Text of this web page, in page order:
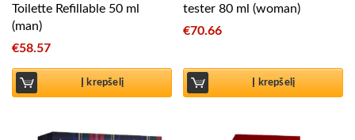
Toilette Refillable 50 ml
(man)
€58.57
Į krepšelį
tester 80 ml (woman)
€70.66
Į krepšelį